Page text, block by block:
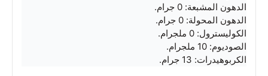
الدهون المشبعة: 0 جرام.
الدهون المحولة: 0 جرام.
الكوليسترول: 0 ملجرام.
الصوديوم: 10 ملجرام.
الكربوهيدرات: 13 جرام.